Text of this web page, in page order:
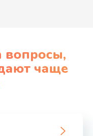
вопросы,
чаще